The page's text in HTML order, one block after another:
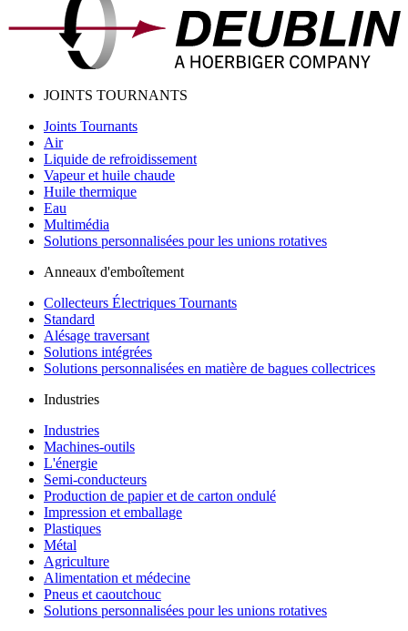
JOINTS TOURNANTS
Joints Tournants
Air
Liquide de refroidissement
Vapeur et huile chaude
Huile thermique
Eau
Multimédia
Solutions personnalisées pour les unions rotatives
Anneaux d'emboîtement
Collecteurs Électriques Tournants
Standard
Alésage traversant
Solutions intégrées
Solutions personnalisées en matière de bagues collectrices
Industries
Industries
Machines-outils
L'énergie
Semi-conducteurs
Production de papier et de carton ondulé
Impression et emballage
Plastiques
Métal
Agriculture
Alimentation et médecine
Pneus et caoutchouc
Solutions personnalisées pour les unions rotatives